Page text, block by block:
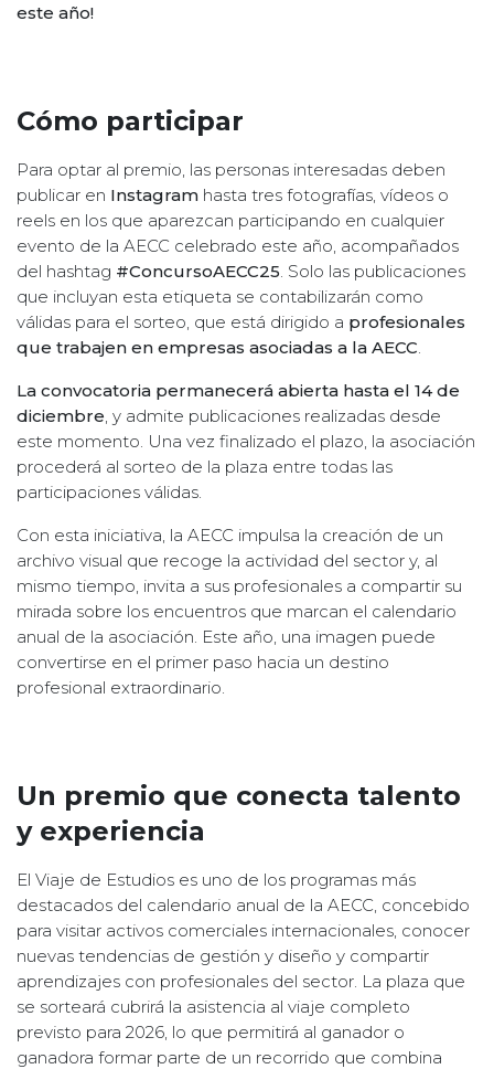
este año!
Cómo participar
Para optar al premio, las personas interesadas deben
publicar en Instagram hasta tres fotografías, vídeos o
reels en los que aparezcan participando en cualquier
evento de la AECC celebrado este año, acompañados
del hashtag #ConcursoAECC25 . Solo las publicaciones
que incluyan esta etiqueta se contabilizarán como
válidas para el sorteo, que está dirigido a profesionales
que trabajen en empresas asociadas a la AECC
La convocatoria permanecerá abierta hasta el 14 de
diciembre , y admite publicaciones realizadas desde
este momento. Una vez finalizado el plazo, la asociación
procederá al sorteo de la plaza entre todas las
participaciones válidas.
Con esta iniciativa, la AECC impulsa la creación de un
archivo visual que recoge la actividad del sector y, al
mismo tiempo, invita a sus profesionales a compartir su
mirada sobre los encuentros que marcan el calendario
anual de la asociación. Este año, una imagen puede
convertirse en el primer paso hacia un destino
profesional extraordinario.
Un premio que conecta talento
y experiencia
El Viaje de Estudios es uno de los programas más
destacados del calendario anual de la AECC, concebido
para visitar activos comerciales internacionales, conocer
nuevas tendencias de gestión y diseño y compartir
aprendizajes con profesionales del sector. La plaza que
se sorteará cubrirá la asistencia al viaje completo
previsto para 2026, lo que permitirá al ganador o
ganadora formar parte de un recorrido que combina